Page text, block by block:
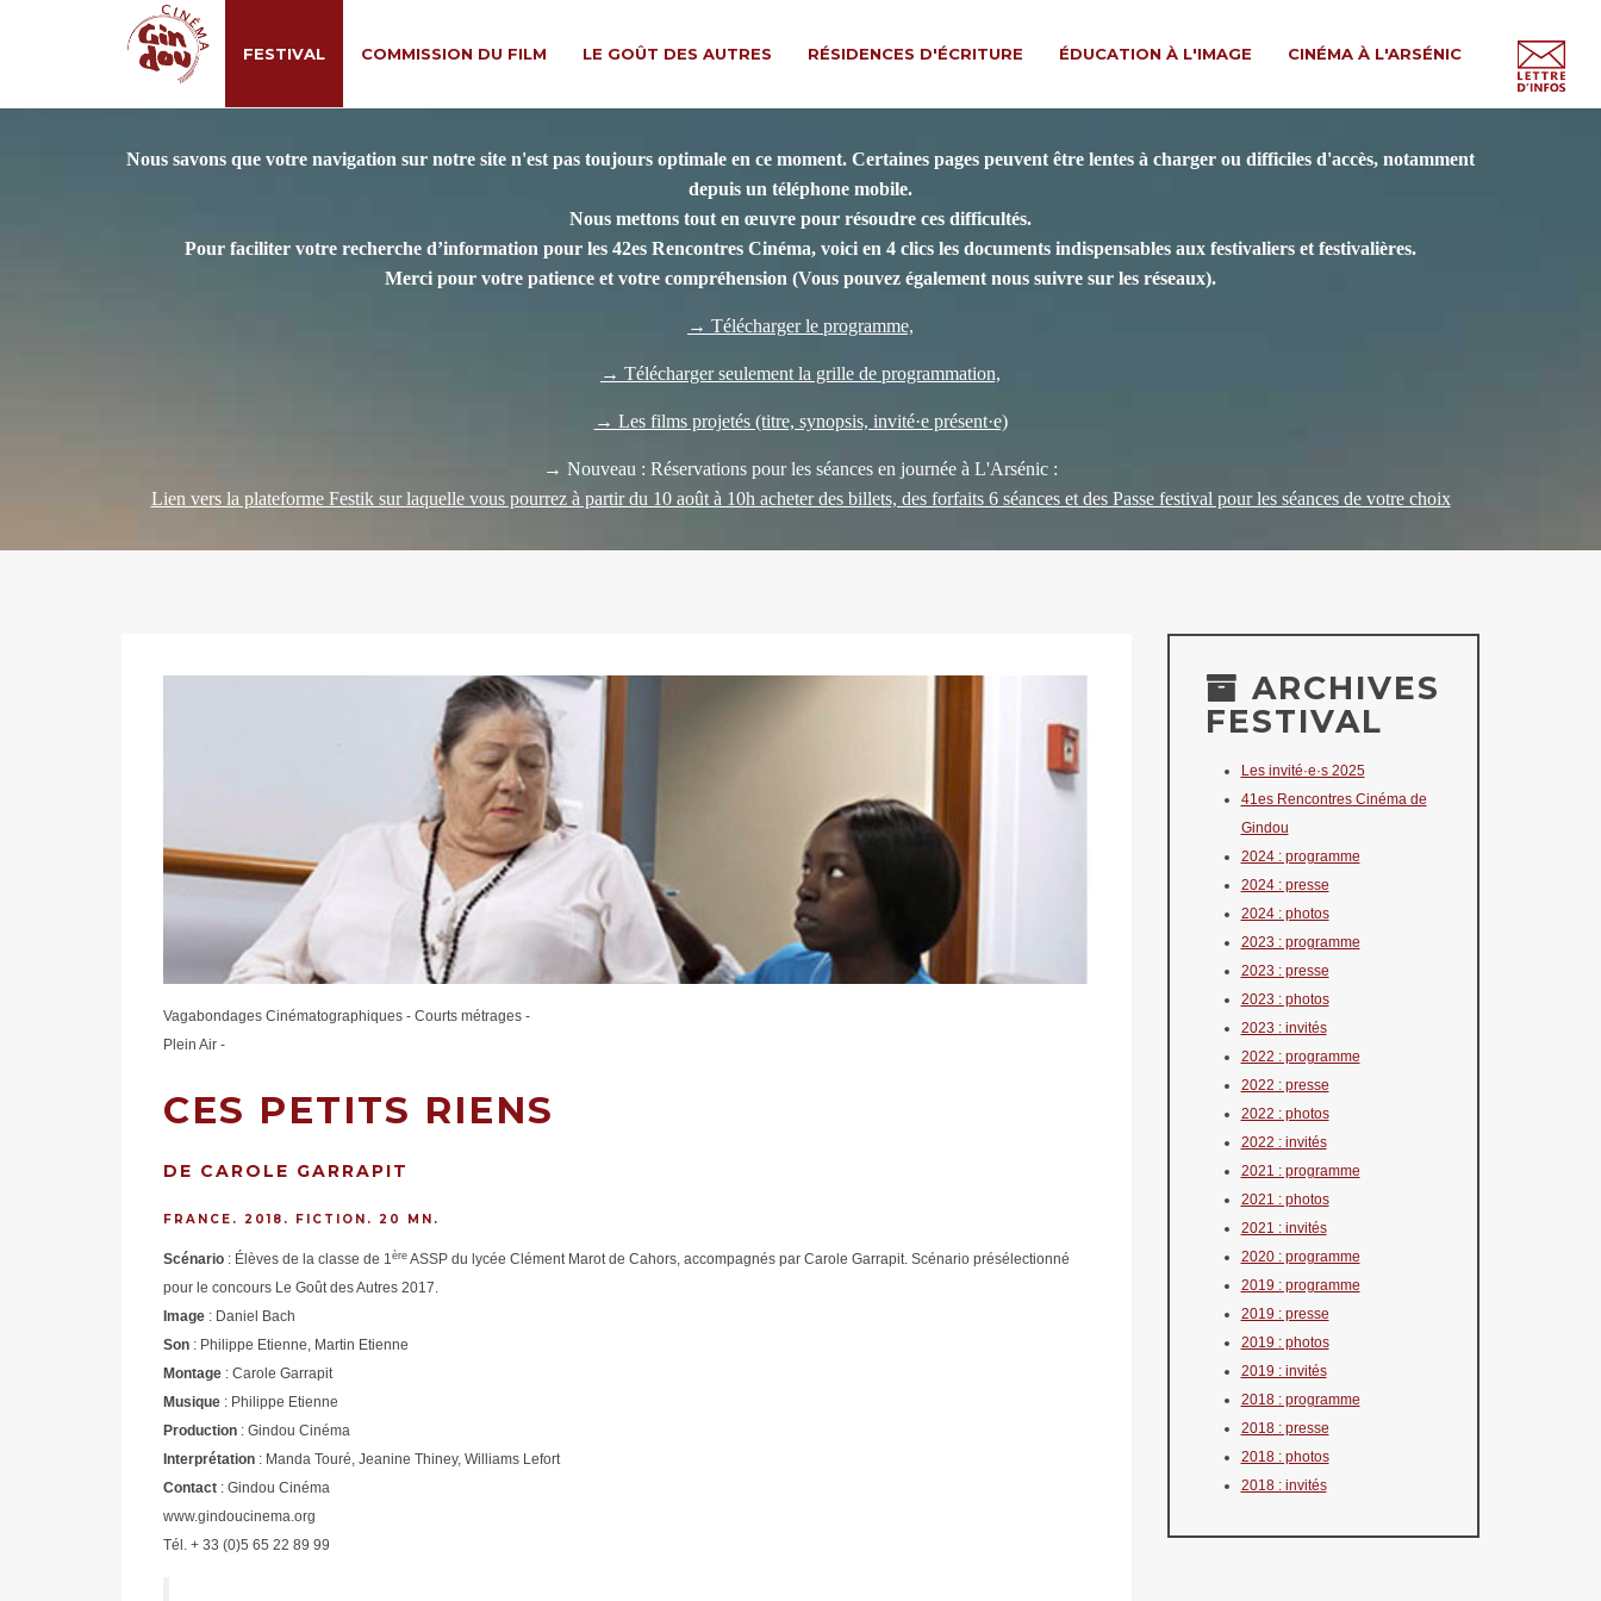
FESTIVAL COMMISSION DU FILM LE GOÛT DES AUTRES RÉSIDENCES D'ÉCRITURE ÉDUCATION À L'IMAGE CINÉMA À L'ARSÉNIC
Nous savons que votre navigation sur notre site n'est pas toujours optimale en ce moment. Certaines pages peuvent être lentes à charger ou difficiles d'accès, notamment
depuis un téléphone mobile.
Nous mettons tout en œuvre pour résoudre ces difficultés.
Pour faciliter votre recherche d’information pour les 42es Rencontres Cinéma, voici en 4 clics les documents indispensables aux festivaliers et festivalières.
Merci pour votre patience et votre compréhension (Vous pouvez également nous suivre sur les réseaux).
→ Télécharger le programme,
→ Télécharger seulement la grille de programmation,
→ Les films projetés (titre, synopsis, invité·e présent·e)
→ Nouveau : Réservations pour les séances en journée à L'Arsénic :
Lien vers la plateforme Festik sur laquelle vous pourrez à partir du 10 août à 10h acheter des billets, des forfaits 6 séances et des Passe festival pour les séances de votre choix
Vagabondages Cinématographiques - Courts métrages -
Plein Air -
CES PETITS RIENS
DE CAROLE GARRAPIT
FRANCE. 2018. FICTION. 20 MN.
Scénario : Élèves de la classe de 1ère ASSP du lycée Clément Marot de Cahors, accompagnés par Carole Garrapit. Scénario présélectionné
pour le concours Le Goût des Autres 2017.
Image : Daniel Bach
Son : Philippe Etienne, Martin Etienne
Montage : Carole Garrapit
Musique : Philippe Etienne
Production : Gindou Cinéma
Interprétation : Manda Touré, Jeanine Thiney, Williams Lefort
Contact : Gindou Cinéma
www.gindoucinema.org
Tél. + 33 (0)5 65 22 89 99
ARCHIVES
FESTIVAL
Les invité·e·s 2025
41es Rencontres Cinéma de
Gindou
2024 : programme
2024 : presse
2024 : photos
2023 : programme
2023 : presse
2023 : photos
2023 : invités
2022 : programme
2022 : presse
2022 : photos
2022 : invités
2021 : programme
2021 : photos
2021 : invités
2020 : programme
2019 : programme
2019 : presse
2019 : photos
2019 : invités
2018 : programme
2018 : presse
2018 : photos
2018 : invités